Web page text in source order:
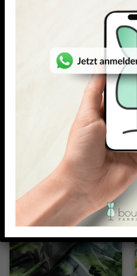
17,97 –20,90
/ Meter